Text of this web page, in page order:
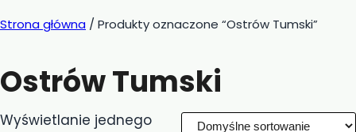
Strona główna / Produkty oznaczone “Ostrów Tumski”
Ostrów Tumski
Wyświetlanie jednego